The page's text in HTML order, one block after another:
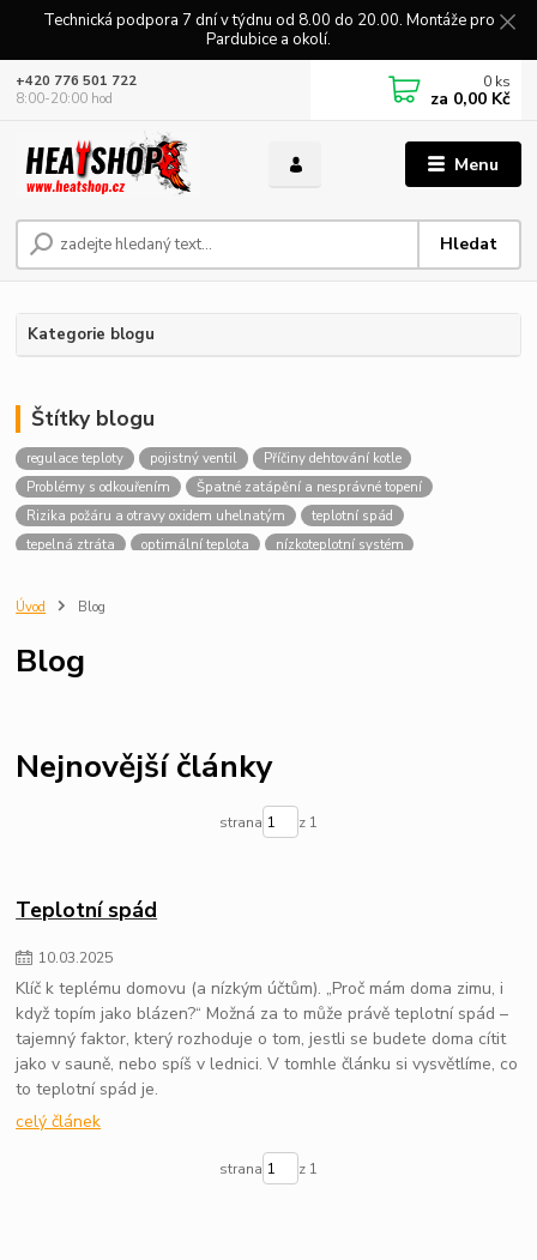
Technická podpora 7 dní v týdnu od 8.00 do 20.00. Montáže pro
Pardubice a okolí.
Menu
Hledat
+420 776 501 722
8:00-20:00 hod
0 ks
za 0,00 Kč
Kategorie blogu
Štítky blogu
regulace teploty pojistný ventil
Příčiny dehtování kotle
Problémy s odkouřením
Špatné zatápění a nesprávné topení
Rizika požáru a otravy oxidem uhelnatým
teplotní spád
tepelná ztráta
optimální teplota
nízkoteplotní systém
správné nastavení
Průvodce výběrem tepelného čerpadla
výměna ventilu
expanzní nádoba
Úvod Blog
Blog
Nejnovější články
strana z 1
Teplotní spád
10.03.2025
Klíč k teplému domovu (a nízkým účtům). „Proč mám doma zimu, i
když topím jako blázen?“ Možná za to může právě teplotní spád –
tajemný faktor, který rozhoduje o tom, jestli se budete doma cítit
jako v sauně, nebo spíš v lednici. V tomhle článku si vysvětlíme, co
to teplotní spád je.
celý článek
strana z 1